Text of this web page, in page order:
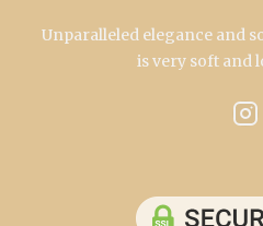
Unparalleled elegance and
is very soft and